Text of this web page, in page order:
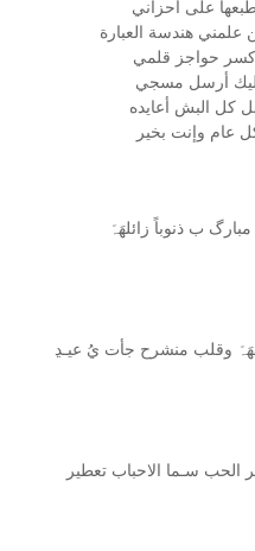
على أحزاني
علمني هندسة العبارة
حواجز قلمي
أرسل مسجي
كل البش أعايده
عام وإنت بخير
مبارگ ب ذنوباً زائلھَہّ
وقلب منشرح جأت يُ عيـﮃ
الحب سـما الاحباب تعطير